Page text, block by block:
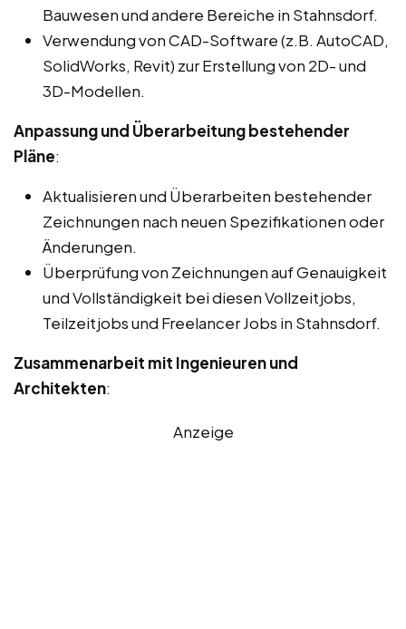
Bauwesen und andere Bereiche in Stahnsdorf.
Verwendung von CAD-Software (z.B. AutoCAD,
SolidWorks, Revit) zur Erstellung von 2D- und
3D-Modellen.
Anpassung und Überarbeitung bestehender
Pläne:
Aktualisieren und Überarbeiten bestehender
Zeichnungen nach neuen Spezifikationen oder
Änderungen.
Überprüfung von Zeichnungen auf Genauigkeit
und Vollständigkeit bei diesen Vollzeitjobs,
Teilzeitjobs und Freelancer Jobs in Stahnsdorf.
Zusammenarbeit mit Ingenieuren und
Architekten:
Anzeige